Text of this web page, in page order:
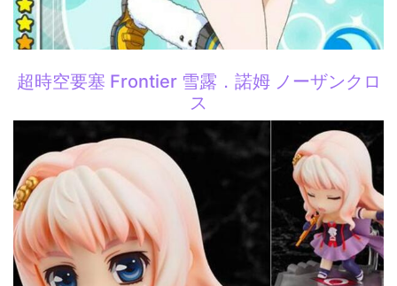
超時空要塞 Frontier 雪露．諾姆 ノーザンクロ
ス